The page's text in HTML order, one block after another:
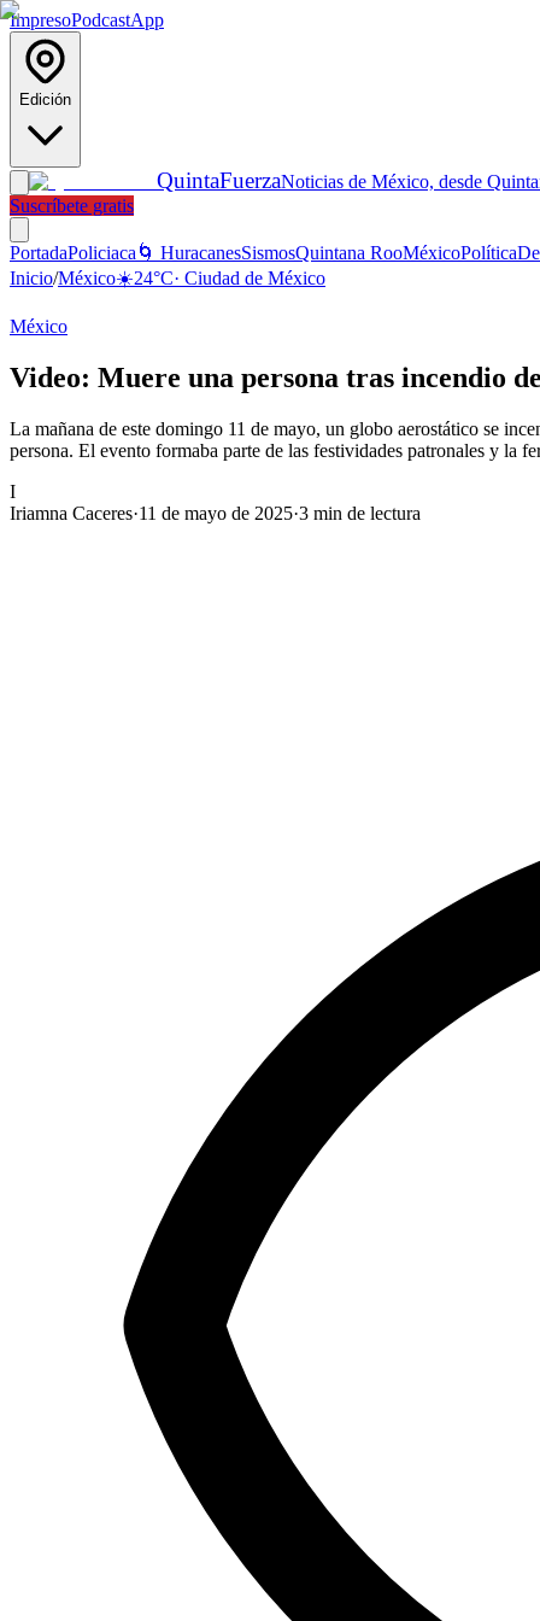
ImpresoPodcastApp
Edición
QuintaFuerzaNoticias de México, desde
Suscríbete gratis
PortadaPoliciaca 🌀 HuracanesSismosQuintana RooMéxicoPolítica
Inicio/México☀️24°C· Ciudad de México
México
Video: Muere una persona tras incendio
La mañana de este domingo 11 de mayo, un globo aerostático se
persona. El evento formaba parte de las festividades patronales y la
I
Iriamna Caceres·11 de mayo de 2025·3 min de lectura